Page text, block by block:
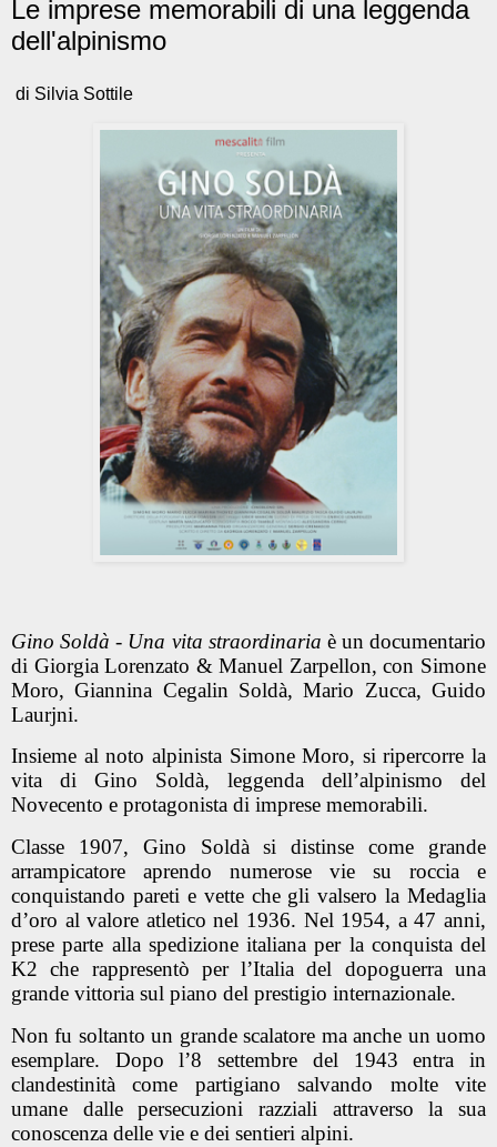
Le imprese memorabili di una leggenda
dell'alpinismo
di Silvia Sottile
Gino Soldà - Una vita straordinaria è un documentario
di Giorgia Lorenzato & Manuel Zarpellon, con Simone
Moro, Giannina Cegalin Soldà, Mario Zucca, Guido
Laurjni.
Insieme al noto alpinista Simone Moro, si ripercorre la
vita di Gino Soldà, leggenda dell’alpinismo del
Novecento e protagonista di imprese memorabili.
Classe 1907, Gino Soldà si distinse come grande
arrampicatore aprendo numerose vie su roccia e
conquistando pareti e vette che gli valsero la Medaglia
d’oro al valore atletico nel 1936. Nel 1954, a 47 anni,
prese parte alla spedizione italiana per la conquista del
K2 che rappresentò per l’Italia del dopoguerra una
grande vittoria sul piano del prestigio internazionale.
Non fu soltanto un grande scalatore ma anche un uomo
esemplare. Dopo l’8 settembre del 1943 entra in
clandestinità come partigiano salvando molte vite
umane dalle persecuzioni razziali attraverso la sua
conoscenza delle vie e dei sentieri alpini.